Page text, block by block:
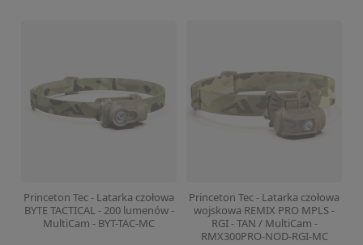
Princeton Tec - Latarka czołowa
BYTE TACTICAL - 200 lumenów -
MultiCam - BYT-TAC-MC
Princeton Tec - Latarka czołowa
wojskowa REMIX PRO MPLS -
RGI - TAN / MultiCam -
RMX300PRO-NOD-RGI-MC